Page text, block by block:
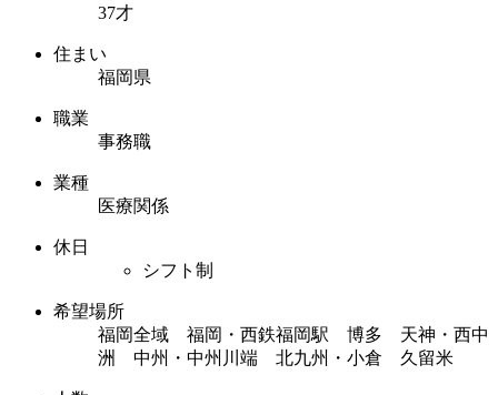
37才
住まい
福岡県
職業
事務職
業種
医療関係
休日
シフト制
希望場所
福岡全域 福岡・西鉄福岡駅 博多 天神・西中
洲 中州・中州川端 北九州・小倉 久留米